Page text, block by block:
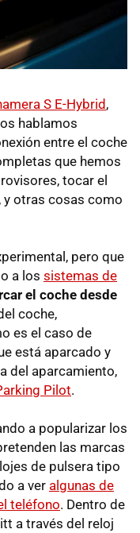
S E-Hybrid,
hablamos
entre el coche
que hemos
tocar el
y otras cosas como
pero que
a los sistemas de
el coche desde
coche,
es el caso de
está aparcado y
del aparcamiento,
Pilot.
a popularizar los
las marcas
de pulsera tipo
a ver algunas de
teléfono. Dentro de
a través del reloj